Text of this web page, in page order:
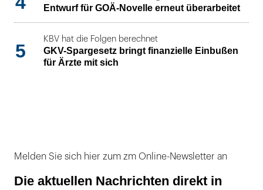
Entwurf für GOÄ-Novelle erneut überarbeitet
5
KBV hat die Folgen berechnet
GKV-Spargesetz bringt finanzielle Einbußen
für Ärzte mit sich
Melden Sie sich hier zum zm Online-Newsletter an
Die aktuellen Nachrichten direkt in